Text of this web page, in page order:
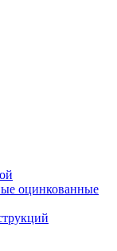
оцинкованные